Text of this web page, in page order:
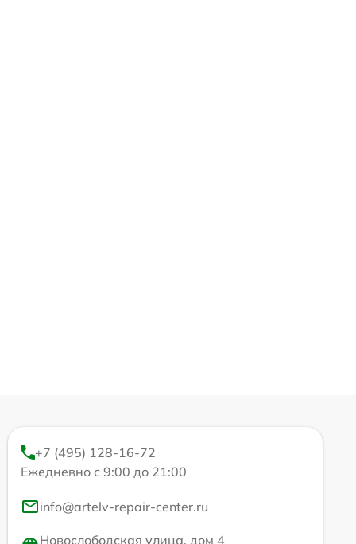
+7 (495) 128-16-72
Ежедневно с 9:00 до 21:00
info@artelv-repair-center.ru
Новослободская улица, дом 4